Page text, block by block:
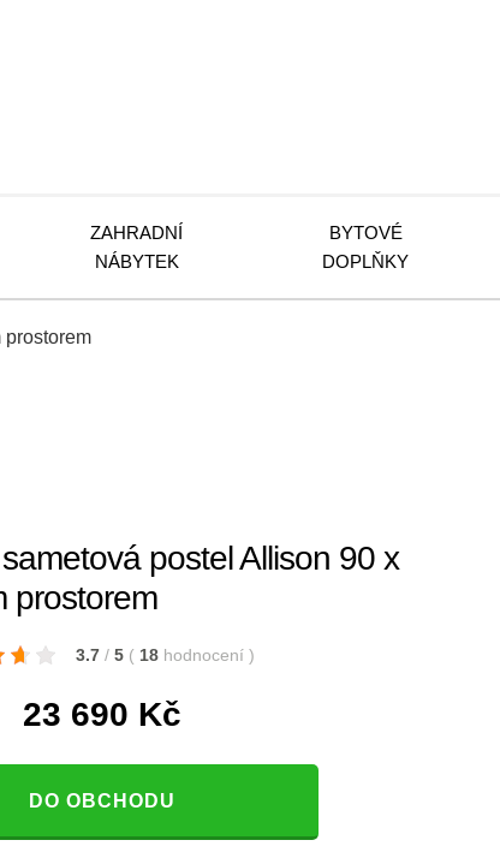
ZAHRADNÍ
NÁBYTEK
BYTOVÉ
DOPLŇKY
prostorem
postel Allison 90 x
prostorem
3.7 / 5 ( 18 hodnocení )
23 690 Kč
DO OBCHODU